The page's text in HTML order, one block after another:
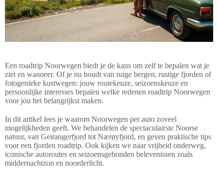
Een roadtrip Noorwegen biedt je de kans om zelf te bepalen wat je
ziet en wanneer. Of je nu houdt van ruige bergen, rustige fjorden of
fotogenieke kustwegen: jouw routekeuze, seizoenskeuze en
persoonlijke interesses bepalen welke redenen roadtrip Noorwegen
voor jou het belangrijkst maken.
In dit artikel lees je waarom Noorwegen per auto zoveel
mogelijkheden geeft. We behandelen de spectaculairste Noorse
natuur, van Geirangerfjord tot Nærøyfjord, en geven praktische tips
voor een fjorden roadtrip. Ook kijken we naar vrijheid onderweg,
iconische autoroutes en seizoensgebonden belevenissen zoals
middernachtzon en noorderlicht.